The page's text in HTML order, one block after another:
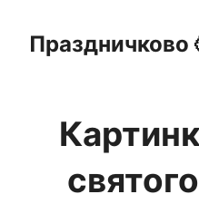
Праздничково
navigation